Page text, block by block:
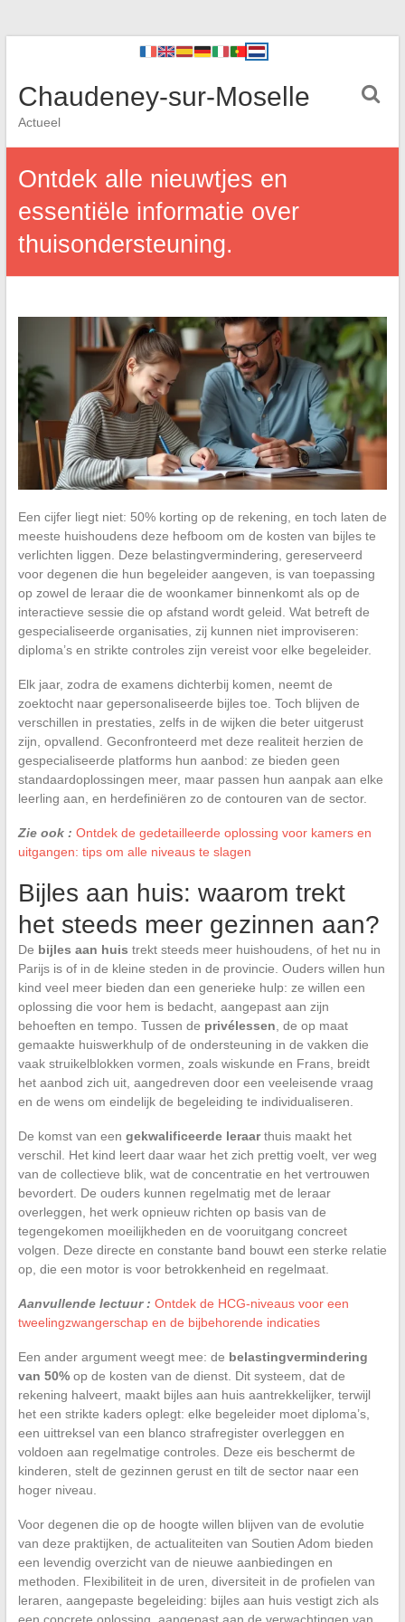
Chaudeney-sur-Moselle
Actueel
Ontdek alle nieuwtjes en
essentiële informatie over
thuisondersteuning.
Een cijfer liegt niet: 50% korting op de rekening, en toch laten de
meeste huishoudens deze hefboom om de kosten van bijles te
verlichten liggen. Deze belastingvermindering, gereserveerd
voor degenen die hun begeleider aangeven, is van toepassing
op zowel de leraar die de woonkamer binnenkomt als op de
interactieve sessie die op afstand wordt geleid. Wat betreft de
gespecialiseerde organisaties, zij kunnen niet improviseren:
diploma’s en strikte controles zijn vereist voor elke begeleider.
Elk jaar, zodra de examens dichterbij komen, neemt de
zoektocht naar gepersonaliseerde bijles toe. Toch blijven de
verschillen in prestaties, zelfs in de wijken die beter uitgerust
zijn, opvallend. Geconfronteerd met deze realiteit herzien de
gespecialiseerde platforms hun aanbod: ze bieden geen
standaardoplossingen meer, maar passen hun aanpak aan elke
leerling aan, en herdefiniëren zo de contouren van de sector.
Zie ook : Ontdek de gedetailleerde oplossing voor kamers en
uitgangen: tips om alle niveaus te slagen
Bijles aan huis: waarom trekt
het steeds meer gezinnen aan?
De bijles aan huis trekt steeds meer huishoudens, of het nu in
Parijs is of in de kleine steden in de provincie. Ouders willen hun
kind veel meer bieden dan een generieke hulp: ze willen een
oplossing die voor hem is bedacht, aangepast aan zijn
behoeften en tempo. Tussen de privélessen , de op maat
gemaakte huiswerkhulp of de ondersteuning in de vakken die
vaak struikelblokken vormen, zoals wiskunde en Frans, breidt
het aanbod zich uit, aangedreven door een veeleisende vraag
en de wens om eindelijk de begeleiding te individualiseren.
De komst van een gekwalificeerde leraarthuis maakt het
verschil. Het kind leert daar waar het zich prettig voelt, ver weg
van de collectieve blik, wat de concentratie en het vertrouwen
bevordert. De ouders kunnen regelmatig met de leraar
overleggen, het werk opnieuw richten op basis van de
tegengekomen moeilijkheden en de vooruitgang concreet
volgen. Deze directe en constante band bouwt een sterke relatie
op, die een motor is voor betrokkenheid en regelmaat.
Aanvullende lectuur : Ontdek de HCG-niveaus voor een
tweelingzwangerschap en de bijbehorende indicaties
Een ander argument weegt mee: de belastingvermindering
van 50%op de kosten van de dienst. Dit systeem, dat de
rekening halveert, maakt bijles aan huis aantrekkelijker, terwijl
het een strikte kaders oplegt: elke begeleider moet diploma’s,
een uittreksel van een blanco strafregister overleggen en
voldoen aan regelmatige controles. Deze eis beschermt de
kinderen, stelt de gezinnen gerust en tilt de sector naar een
hoger niveau.
Voor degenen die op de hoogte willen blijven van de evolutie
van deze praktijken, de actualiteiten van Soutien Adom bieden
een levendig overzicht van de nieuwe aanbiedingen en
methoden. Flexibiliteit in de uren, diversiteit in de profielen van
leraren, aangepaste begeleiding: bijles aan huis vestigt zich als